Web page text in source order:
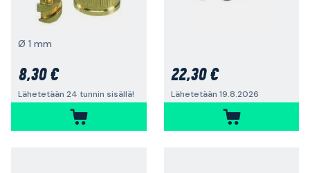
Ø 1 mm
8,30 €
Lähetetään 24 tunnin sisällä!
22,30 €
Lähetetään 19.8.2026